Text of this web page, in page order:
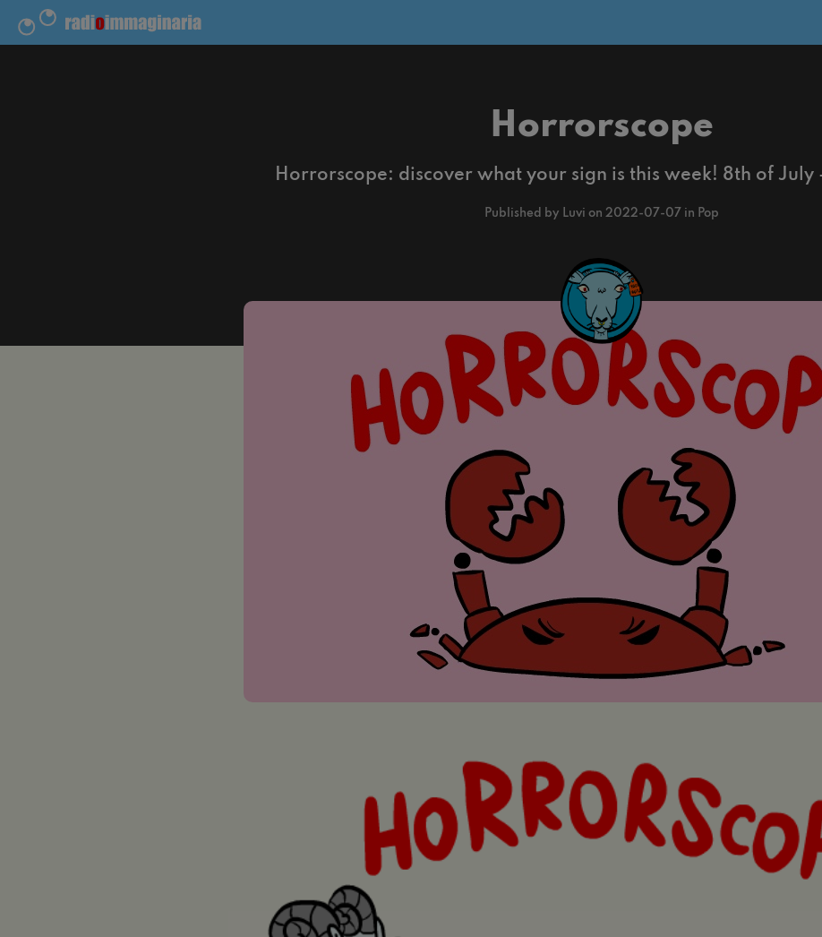
Horrorscope
Horrorscope: discover what your sign is this week! 8th of July
Published by Luvi on 2022-07-07 in Pop